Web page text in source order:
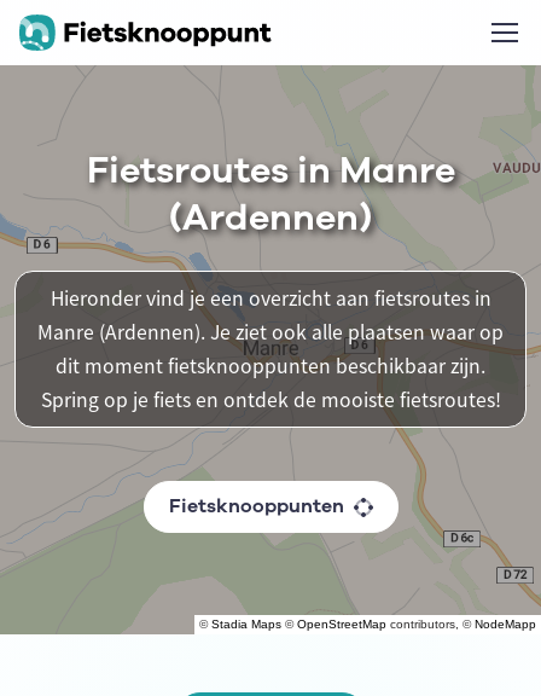
©Stadia Maps ©OpenStreetMap contributors, ©NodeMapp
Fietsroutes in Manre
(Ardennen)
Hieronder vind je een overzicht aan fietsroutes in
Manre (Ardennen). Je ziet ook alle plaatsen waar op
dit moment fietsknooppunten beschikbaar zijn.
Spring op je fiets en ontdek de mooiste fietsroutes!
Fietsknooppunten